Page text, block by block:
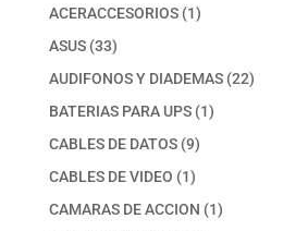
ACERACCESORIOS 11
ASUS 3333
productos
AUDIFONOS Y DIADEMAS 2222
BATERIAS PARA UPS 11
CABLES DE DATOS 99
productos
CABLES DE VIDEO 11
producto
CAMARAS DE ACCION 11